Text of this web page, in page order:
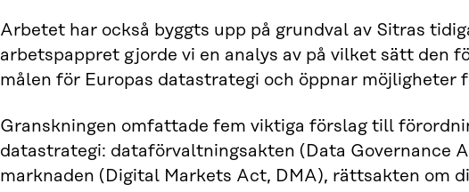
Arbetet har också byggts upp på grundval av Sitras
arbetspappret gjorde vi en analys av på vilket sätt den
målen för Europas datastrategi och öppnar möjligheter
Granskningen omfattade fem viktiga förslag till
datastrategi: dataförvaltningsakten (Data Governance
marknaden (Digital Markets Act, DMA), rättsakten om